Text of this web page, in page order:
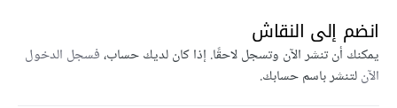
انضم إلى النقاش
يمكنك أن تنشر الآن وتسجل لاحقًا. إذا كان لديك حساب،فسجل الدخول
الآنلتنشر باسم حسابك.